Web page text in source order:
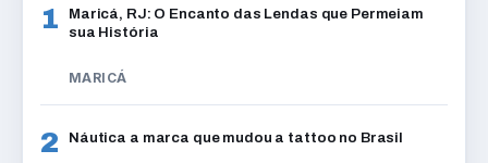
1
Maricá, RJ: O Encanto das Lendas que Permeiam
sua História
MARICÁ
2 Náutica a marca que mudou a tattoo no Brasil